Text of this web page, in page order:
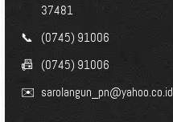
37481
📞 (0745) 91006
📠 (0745) 91006
✉️ sarolangun_pn@yahoo.co.id